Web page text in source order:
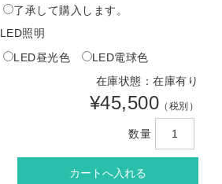
了承して購入します。
LED照明
LED昼光色
LED電球色
在庫状態：在庫有り
¥45,500 （税別）
数量